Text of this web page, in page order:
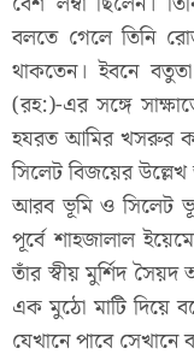
বলতে গেলে তিনি
থাকতেন। ইবনে
(রহ:)-এর সঙ্গে
হযরত আমির খসরুর
সিলেট বিজয়ের
আরব ভূমি ও সিলেট
পূর্বে শাহজালাল
তাঁর স্বীয় মুর্শিদ
এক মুঠো মাটি দিয়ে
যেখানে পাবে সেখানে